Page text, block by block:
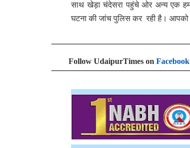
साथ खेड़ा चंदेसरा पहुंचे ओर अन्य एक
घटना की जांच पुलिस कर रही है। आपको
Follow UdaipurTimes on Facebook